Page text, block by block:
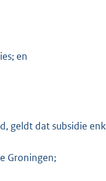
en
geldt dat subsidie
Groningen;